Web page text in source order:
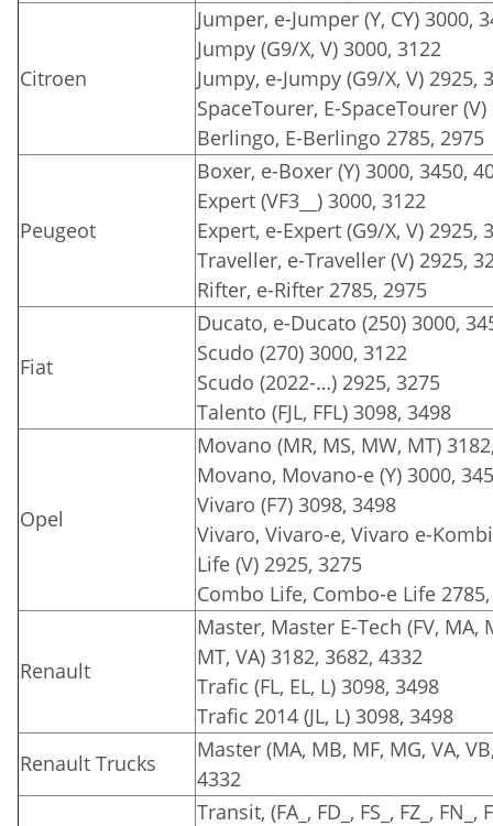
Citroen
Jumper, e-Jumper (Y, CY) 3000,
Jumpy (G9/X, V) 3000, 3122
Jumpy, e-Jumpy (G9/X, V) 2925,
SpaceTourer, E-SpaceTourer
Berlingo, E-Berlingo 2785, 2975
Peugeot
Boxer, e-Boxer (Y) 3000, 3450,
Expert (VF3__) 3000, 3122
Expert, e-Expert (G9/X, V) 2925,
Traveller, e-Traveller (V) 2925,
Rifter, e-Rifter 2785, 2975
Fiat
Ducato, e-Ducato (250) 3000,
Scudo (270) 3000, 3122
Scudo (2022-…) 2925, 3275
Talento (FJL, FFL) 3098, 3498
Opel
Movano (MR, MS, MW, MT)
Movano, Movano-e (Y) 3000,
Vivaro (F7) 3098, 3498
Vivaro, Vivaro-e, Vivaro e-
Life (V) 2925, 3275
Combo Life, Combo-e Life
Renault
Master, Master E-Tech (FV, MA,
MT, VA) 3182, 3682, 4332
Trafic (FL, EL, L) 3098, 3498
Trafic 2014 (JL, L) 3098, 3498
Renault Trucks
Master (MA, MB, MF, MG, VA,
4332
Transit, (FA_, FD_, FS_, FZ_, FN_,